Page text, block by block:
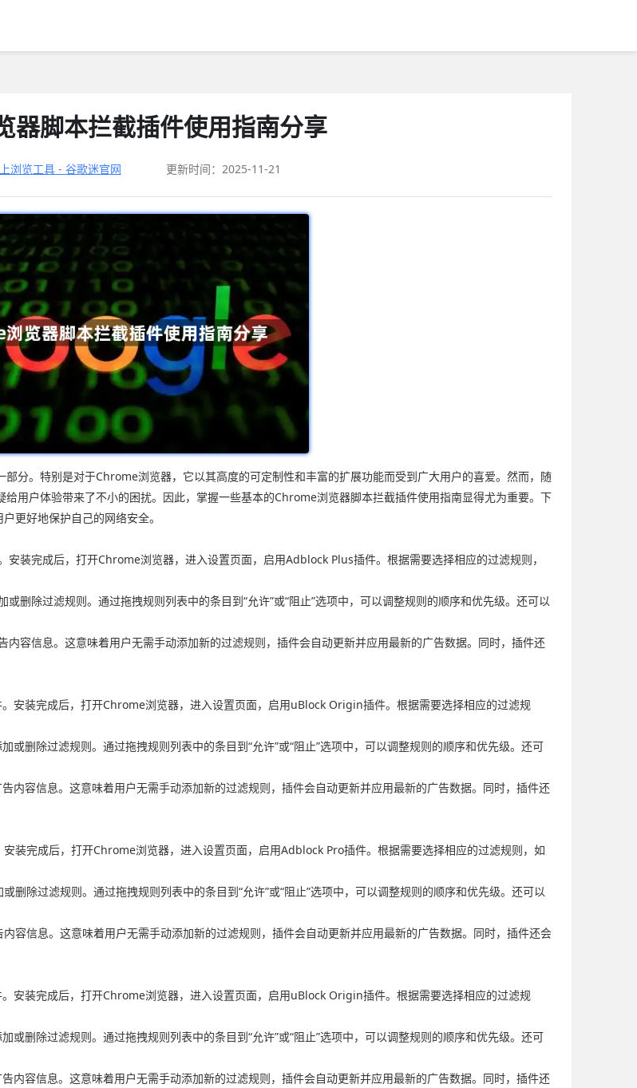
器脚本拦截插件使用指南分享
浏览工具 - 谷歌迷官网 更新时间：2025-11-21
分。特别是对于Chrome浏览器，它以其高度的可定制性和丰富的扩展功能而受到广大用户的喜爱。然而，随
用户体验带来了不小的困扰。因此，掌握一些基本的Chrome浏览器脚本拦截插件使用指南显得尤为重要。下
更好地保护自己的网络安全。
装完成后，打开Chrome浏览器，进入设置页面，启用Adblock Plus插件。根据需要选择相应的过滤规则，
删除过滤规则。通过拖拽规则列表中的条目到“允许”或“阻止”选项中，可以调整规则的顺序和优先级。还可以
容信息。这意味着用户无需手动添加新的过滤规则，插件会自动更新并应用最新的广告数据。同时，插件还
安装完成后，打开Chrome浏览器，进入设置页面，启用uBlock Origin插件。根据需要选择相应的过滤规
删除过滤规则。通过拖拽规则列表中的条目到“允许”或“阻止”选项中，可以调整规则的顺序和优先级。还可
容信息。这意味着用户无需手动添加新的过滤规则，插件会自动更新并应用最新的广告数据。同时，插件还
装完成后，打开Chrome浏览器，进入设置页面，启用Adblock Pro插件。根据需要选择相应的过滤规则，如
除过滤规则。通过拖拽规则列表中的条目到“允许”或“阻止”选项中，可以调整规则的顺序和优先级。还可以
容信息。这意味着用户无需手动添加新的过滤规则，插件会自动更新并应用最新的广告数据。同时，插件还会
安装完成后，打开Chrome浏览器，进入设置页面，启用uBlock Origin插件。根据需要选择相应的过滤规
删除过滤规则。通过拖拽规则列表中的条目到“允许”或“阻止”选项中，可以调整规则的顺序和优先级。还可
容信息。这意味着用户无需手动添加新的过滤规则，插件会自动更新并应用最新的广告数据。同时，插件还